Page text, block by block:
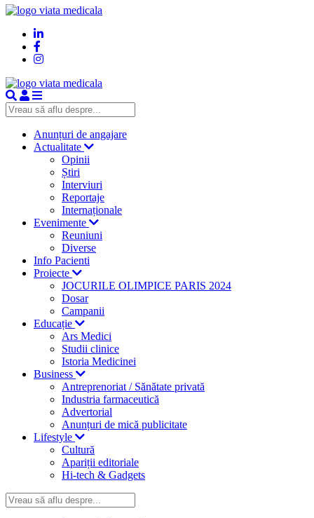
Anunțuri de angajare
Actualitate
Opinii
Știri
Interviuri
Reportaje
Internaționale
Evenimente
Reuniuni
Diverse
Info Pacienti
Proiecte
JOCURILE OLIMPICE PARIS 2024
Dosar
Campanii
Educație
Ars Medici
Studii clinice
Istoria Medicinei
Business
Antreprenoriat / Sănătate privată
Industria farmaceutică
Advertorial
Anunțuri de mică publicitate
Lifestyle
Cultură
Apariții editoriale
Hi-tech & Gadgets